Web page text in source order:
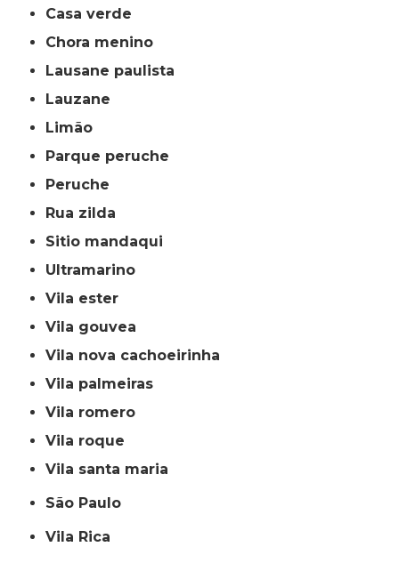
casa verde
chora menino
lausane paulista
lauzane
limão
parque peruche
peruche
rua zilda
sitio mandaqui
ultramarino
vila ester
vila gouvea
vila nova cachoeirinha
vila palmeiras
vila romero
vila roque
vila santa maria
São Paulo
Vila Rica